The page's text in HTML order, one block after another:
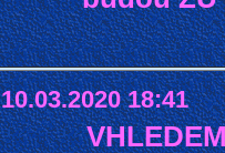
10.03.2020 18:41